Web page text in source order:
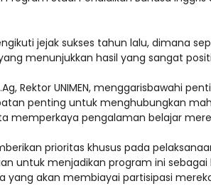
jejak sukses tahun lalu, dimana
menunjukkan hasil yang sangat
Rektor UNIMEN, menggarisbawahi
penting untuk menghubungkan
memperkaya pengalaman belajar
prioritas khusus pada
untuk menjadikan program ini
yang akan membiayai partisipasi